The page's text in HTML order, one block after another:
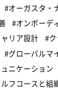
#オーガスタ・
#オンボーデ
リア設計
#
#グローバルマ
ニケーション
フコースと組